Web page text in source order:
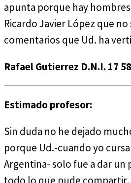
apunta porque hay
Ricardo Javier López que
comentarios que Ud. ha
Rafael Gutierrez D.N.I. 17
Estimado profesor:
Sin duda no he dejado
porque Ud.-cuando yo
Argentina- solo fue a dar un